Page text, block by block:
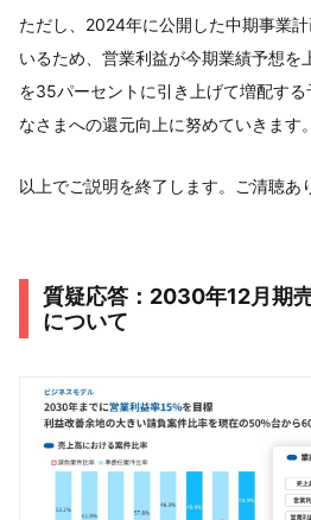
ただし、2024年に公開した中期事業
いるため、営業利益が今期業績予想を
を35パーセントに引き上げて増配す
なさまへの還元向上に努めていきます。
以上でご説明を終了します。ご清聴あ
質疑応答：2030年12月期
について